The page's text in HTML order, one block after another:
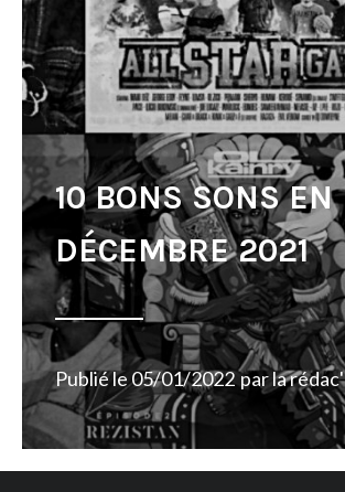
10 BONS SONS EN
DÉCEMBRE 2021
Publié le05/01/2022 parla rédac'